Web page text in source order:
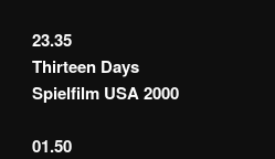
23.35
Thirteen Days
Spielfilm USA 2000
01.50